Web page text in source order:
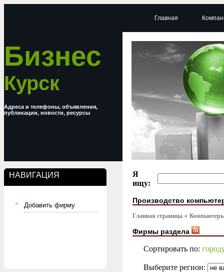
Бизнес
Курск
Адреса и телефоны, объявления,
публикации, новости, ресурсы
НАВИГАЦИЯ
Добавить фирму
Главная
Я
ищу:
Производство
Главная страница
Фирмы раздела
Сортировать по:
Выберите регион: